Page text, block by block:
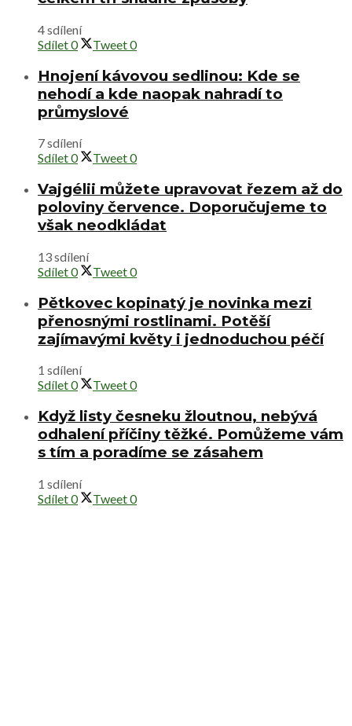
4 sdílení
Sdílet0 Tweet0
Hnojení kávovou sedlinou: Kde se
nehodí a kde naopak nahradí to
průmyslové
7 sdílení
Sdílet0 Tweet0
Vajgélii můžete upravovat řezem až do
poloviny července. Doporučujeme to
však neodkládat
13 sdílení
Sdílet0 Tweet0
Pětkovec kopinatý je novinka mezi
přenosnými rostlinami. Potěší
zajímavými květy i jednoduchou péčí
1 sdílení
Sdílet0 Tweet0
Když listy česneku žloutnou, nebývá
odhalení příčiny těžké. Pomůžeme vám
s tím a poradíme se zásahem
1 sdílení
Sdílet0 Tweet0